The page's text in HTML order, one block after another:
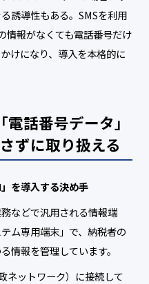
誘導性もある。SMSを利用
情報がなくても電話番号だけ
けになり、導入を本格的に
話番号データ」
ずに取り扱える
を導入する決め手
などで汎用される情報端
ム専用端末」で、納税者の
情報を管理しています。
ネットワーク）に接続して